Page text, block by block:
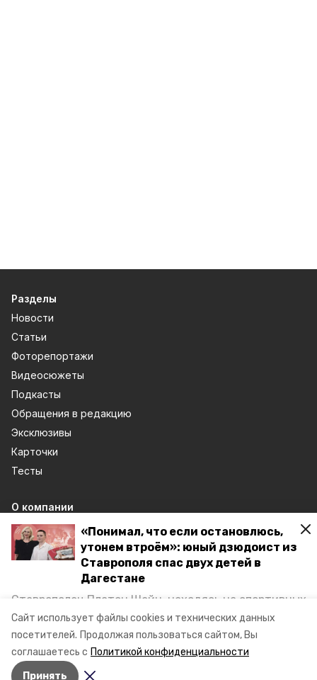
Сайт использует файлы cookies и технических данных
посетителей. Продолжая пользоваться сайтом, Вы
соглашаетесь с Политикой конфиденциальности
Принять
«Понимал, что если остановлюсь,
утонем втроём»: юный дзюдоист из
Ставрополя спас двух детей в
Дагестане
Ставрополец Платон Шейн, находясь на спортивных
сборах в Дегестане, увидел тонущих в Каспийском
море детей и бросился на помощь. По возвращении
домой, отважного мальчика пригласили в
министерство образования края и наградили.
Разделы
Новости
Статьи
Фоторепортажи
Видеосюжеты
Подкасты
Обращения в редакцию
Эксклюзивы
Карточки
Тесты
О компании
Контактная информация
Документы
Отчеты о результатах деятельности
Общая информация об учреждении
Тарифы
Спецпроекты
Хроники Победы
Жить